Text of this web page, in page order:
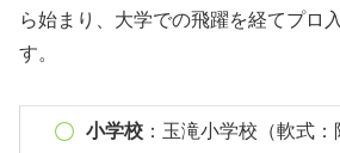
ら始まり、大学での飛躍を経てプロ
す。
小学校：玉滝小学校（軟式